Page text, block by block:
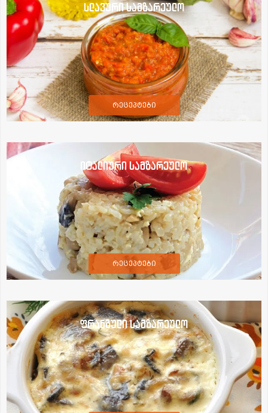
სლავური სამზარეულო
რეცეპტები
იტალიური სამზარეულო
რეცეპტები
ფრანგული სამზარეულო